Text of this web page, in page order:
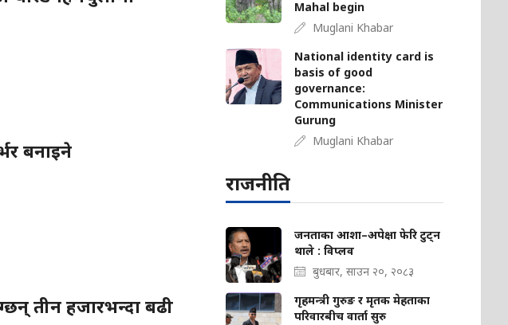
बनाइने
तीन हजारभन्दा बढी
Mahal begin
Muglani Khabar
National identity card is
basis of good
governance:
Communications Minister
Gurung
Muglani Khabar
राजनीति
जनताका आशा–अपेक्षा फेरि टुट्न
थाले : विप्लव
बुधबार, साउन २०, २०८३
गृहमन्त्री गुरुङ र मृतक मेहताका
परिवारबीच वार्ता सुरु